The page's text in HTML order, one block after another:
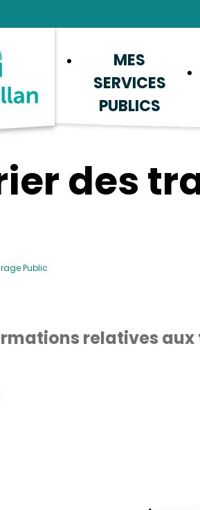
MES
SERVICES
PUBLICS
des
Public
relatives